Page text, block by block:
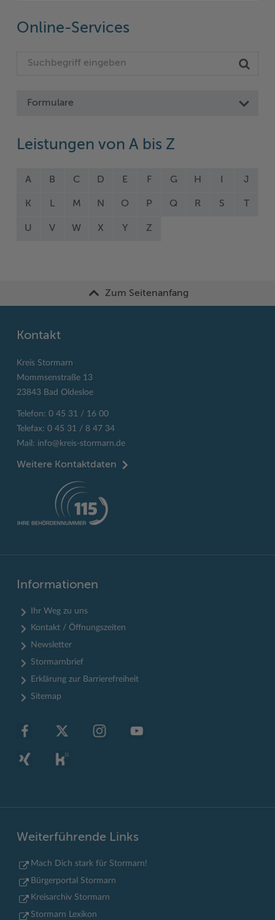
Online-Services
Formulare
Leistungen von A bis Z
A B C D E F G H J
K L M N O P Q R S T
U V W X Y Z
Zum Seitenanfang
Kontakt
Kreis Stormarn
Mommsenstraße 13
23843 Bad Oldesloe
Telefon: 0 45 31 / 16 00
Telefax: 0 45 31 / 8 47 34
Mail: info@kreis-stormarn.de
Weitere Kontaktdaten
Informationen
Ihr Weg zu uns
Kontakt / Öffnungszeiten
Newsletter
Stormarnbrief
Erklärung zur Barrierefreiheit
Sitemap
Weiterführende Links
Mach Dich stark für Stormarn!
Bürgerportal Stormarn
Kreisarchiv Stormarn
Stormarn Lexikon